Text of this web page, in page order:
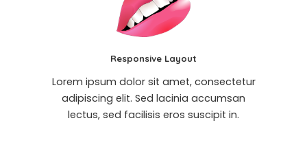
Responsive Layout
Lorem ipsum dolor sit amet, consectetur
adipiscing elit. Sed lacinia accumsan
lectus, sed facilisis eros suscipit in.